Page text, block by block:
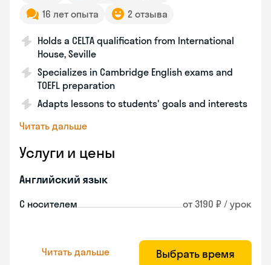
16 лет опыта
2 отзыва
Holds a CELTA qualification from International
House, Seville
Specializes in Cambridge English exams and
TOEFL preparation
Adapts lessons to students' goals and interests
Читать дальше
Услуги и цены
Английский язык
С носителем от 3190 ₽ / урок
Читать дальше Выбрать время